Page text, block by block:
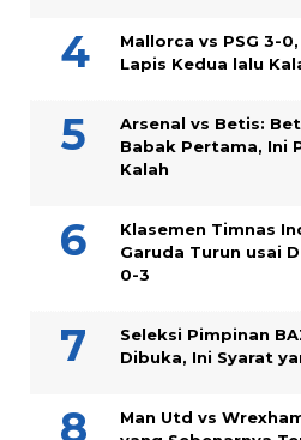
Mallorca vs PSG 3-
Lapis Kedua lalu
Arsenal vs Betis:
Babak Pertama, Ini
Kalah
Klasemen Timnas
Garuda Turun usai
0-3
Seleksi Pimpinan
Dibuka, Ini Syarat
Man Utd vs